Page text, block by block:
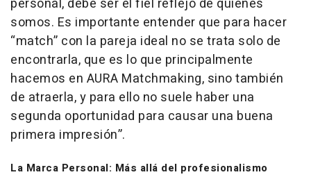
personal, debe ser el fiel reflejo de quienes
somos. Es importante entender que para hacer
“match” con la pareja ideal no se trata solo de
encontrarla, que es lo que principalmente
hacemos en AURA Matchmaking, sino también
de atraerla, y para ello no suele haber una
segunda oportunidad para causar una buena
primera impresión”.
La Marca Personal: Más allá del profesionalismo